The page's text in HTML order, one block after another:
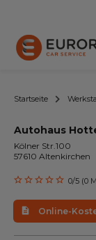
Online-
Die Marke
Leistungen
Startseite
Autohaus
Kölner Str.100
57610 Altenkirchen
0/5 (0
Online-